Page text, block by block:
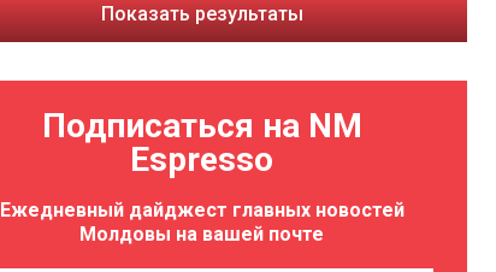
Показать результаты
Подписаться на NM
Espresso
Ежедневный дайджест главных новостей
Молдовы на вашей почте